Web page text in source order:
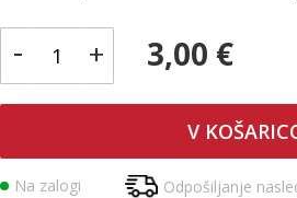
- + 3,00 €
V
Na zalogi Odpošiljanje